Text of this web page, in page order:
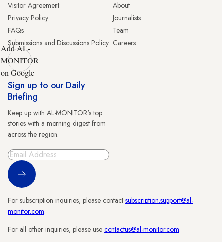
Visitor Agreement
Privacy Policy
FAQs
Submissions and Discussions Policy
About
Journalists
Team
Careers
Add AL-
MONITOR
on Google
Sign up to our Daily
Briefing
Keep up with AL-MONITOR's top
stories with a morning digest from
across the region.
Sign Up
For subscription inquiries, please contact subscription.support@al-
monitor.com.
For all other inquiries, please use contactus@al-monitor.com.